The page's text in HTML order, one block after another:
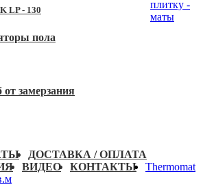
LP - 130
пола
замерзания
ДОСТАВКА / ОПЛАТА
ВИДЕО КОНТАКТЫ
плитку -
маты
Thermomat